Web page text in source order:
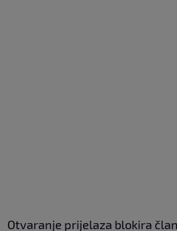
Otvaranje prijelaza blokira